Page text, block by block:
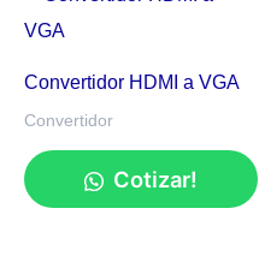
Convertidor HDMI a VGA
Convertidor
Cotizar!